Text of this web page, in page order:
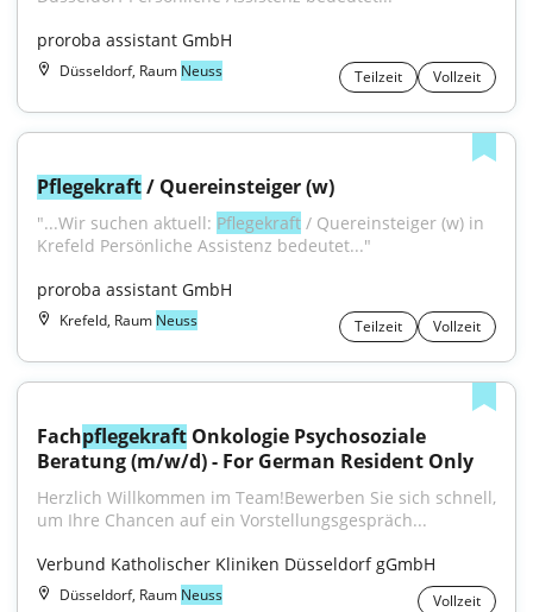
proroba assistant GmbH
Düsseldorf, Raum Neuss Teilzeit Vollzeit
Pflegekraft / Quereinsteiger (w)
"...Wir suchen aktuell: Pflegekraft / Quereinsteiger (w) in
Krefeld Persönliche Assistenz bedeutet..."
proroba assistant GmbH
Krefeld, Raum Neuss Teilzeit Vollzeit
Fachpflegekraft Onkologie Psychosoziale
Beratung (m/w/d) - For German Resident Only
Herzlich Willkommen im Team!Bewerben Sie sich schnell,
um Ihre Chancen auf ein Vorstellungsgespräch...
Verbund Katholischer Kliniken Düsseldorf gGmbH
Düsseldorf, Raum Neuss Vollzeit